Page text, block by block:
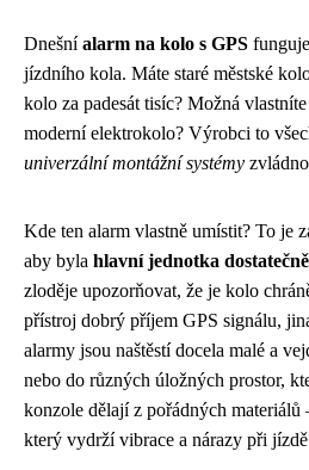
Dnešníalarm na kolo s GPS
jízdního kola. Máte staré městské
kolo za padesát tisíc? Možná
moderní elektrokolo? Výrobci to
univerzální montážní systémy
Kde ten alarm vlastně umístit? To je
aby byla hlavní jednotka
zloděje upozorňovat, že je kolo
přístroj dobrý příjem GPS signálu,
alarmy jsou naštěstí docela malé a
nebo do různých úložných prostor,
konzole dělají z pořádných
který vydrží vibrace a nárazy při